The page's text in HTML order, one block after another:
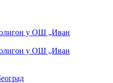
у ОШ „Иван
у ОШ „Иван